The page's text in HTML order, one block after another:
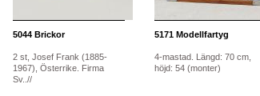
5044Brickor
2 st, Josef Frank (1885-
1967), Österrike. Firma
Sv..//
5171Modellfartyg
4-mastad. Längd: 70 cm,
höjd: 54 (monter)